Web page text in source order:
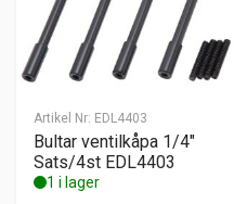
Artikel Nr: EDL4403
Bultar ventilkåpa 1/4″
Sats/4st EDL4403
1 i lager